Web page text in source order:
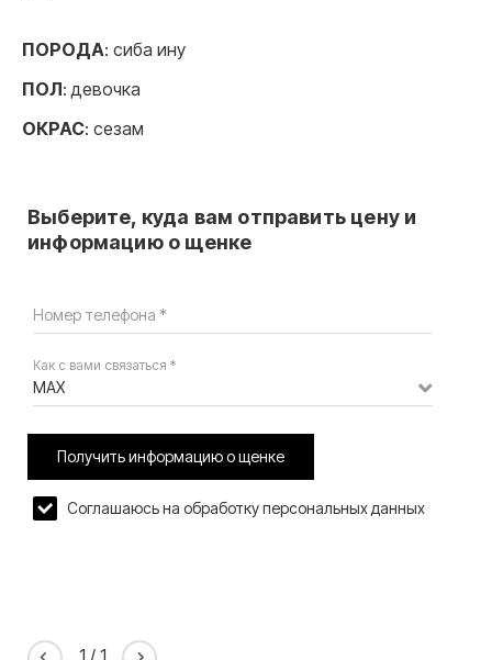
ПОРОДА: сиба ину
ПОЛ: девочка
ОКРАС: сезам
Выберите, куда вам отправить цену и
информацию о щенке
Номер телефона *
Как с вами связаться *
MAX
Получить информацию о щенке
Соглашаюсь на обработку персональных данных